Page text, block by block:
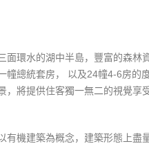
面環水的湖中半島，豐富的森林
幢總統套房， 以及24幢4-6房的
將提供住客獨一無二的視覺享受
有機建築為概念，建築形態上盡